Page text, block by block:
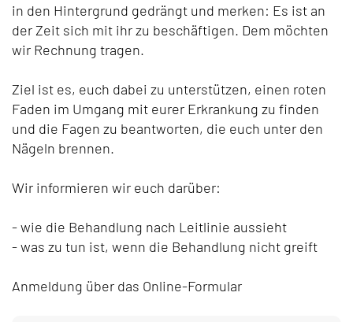
in den Hintergrund gedrängt und merken: Es ist an
der Zeit sich mit ihr zu beschäftigen. Dem möchten
wir Rechnung tragen.
Ziel ist es, euch dabei zu unterstützen, einen roten
Faden im Umgang mit eurer Erkrankung zu finden
und die Fagen zu beantworten, die euch unter den
Nägeln brennen.
Wir informieren wir euch darüber:
- wie die Behandlung nach Leitlinie aussieht
- was zu tun ist, wenn die Behandlung nicht greift
Anmeldung über das Online-Formular